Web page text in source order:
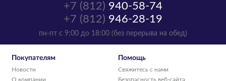
+7 (812) 940-58-74
+7 (812) 946-28-19
пн-пт с 9:00 до 18:00 (без перерыва на обед)
Покупателям
Новости
О компании
Помощь
Свяжитесь с нами
Безопасность веб-сайта